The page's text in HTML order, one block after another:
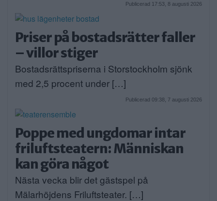
Publicerad 17:53, 8 augusti 2026
Priser på bostadsrätter faller
– villor stiger
Bostadsrättspriserna i Storstockholm sjönk
med 2,5 procent under […]
Publicerad 09:38, 7 augusti 2026
Poppe med ungdomar intar
friluftsteatern: Människan
kan göra något
Nästa vecka blir det gästspel på
Mälarhöjdens Friluftsteater. […]